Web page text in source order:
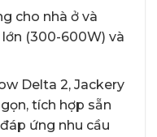
cho nhà ở và
(300-600W) và
Delta 2, Jackery
tích hợp sẵn
ứng nhu cầu